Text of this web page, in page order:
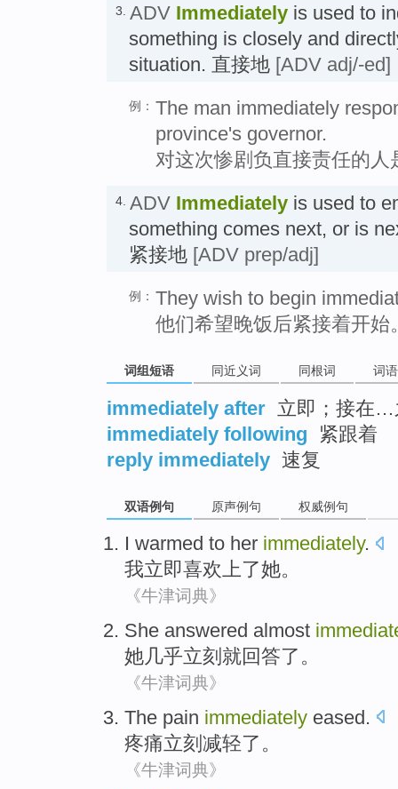
3. ADV Immediately is used to
something is closely and
situation. 直接地 [ADV adj/-ed]
例： The man immediately
province's governor.
对这次惨剧负直接责任的人
4. ADV Immediately is used to
something comes next, or is
紧接地 [ADV prep/adj]
例： They wish to begin
他们希望晚饭后紧接着开始
词组短语 同近义词 同根词 词
immediately after 立即；接在…
immediately following
紧跟着
reply immediately 速复
双语例句 原声例句 权威例句
I warmed to her immediately.
我立即喜欢上了她。
《牛津词典》
She answered almost
她几乎立刻就回答了 。
《牛津词典》
The pain immediately eased.
疼痛立刻 减轻了 。
《牛津词典》